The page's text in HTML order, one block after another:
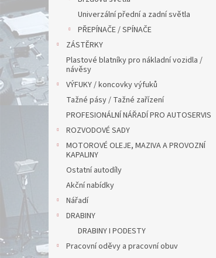
Univerzální přední a zadní světla
PŘEPÍNAČE / SPÍNAČE
ZÁSTĚRKY
Plastové blatníky pro nákladní vozidla /
návěsy
VÝFUKY / koncovky výfuků
Tažné pásy / Tažné zařízení
PROFESIONÁLNÍ NÁŘADÍ PRO AUTOSERVIS
ROZVODOVÉ SADY
MOTOROVÉ OLEJE, MAZIVA A PROVOZNÍ
KAPALINY
Ostatní autodíly
Akční nabídky
Nářadí
DRABINY
DRABINY I PODESTY
Pracovní oděvy a pracovní obuv